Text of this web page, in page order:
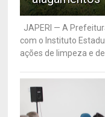
JAPERI — A
com o Instituto
ações de limpeza e